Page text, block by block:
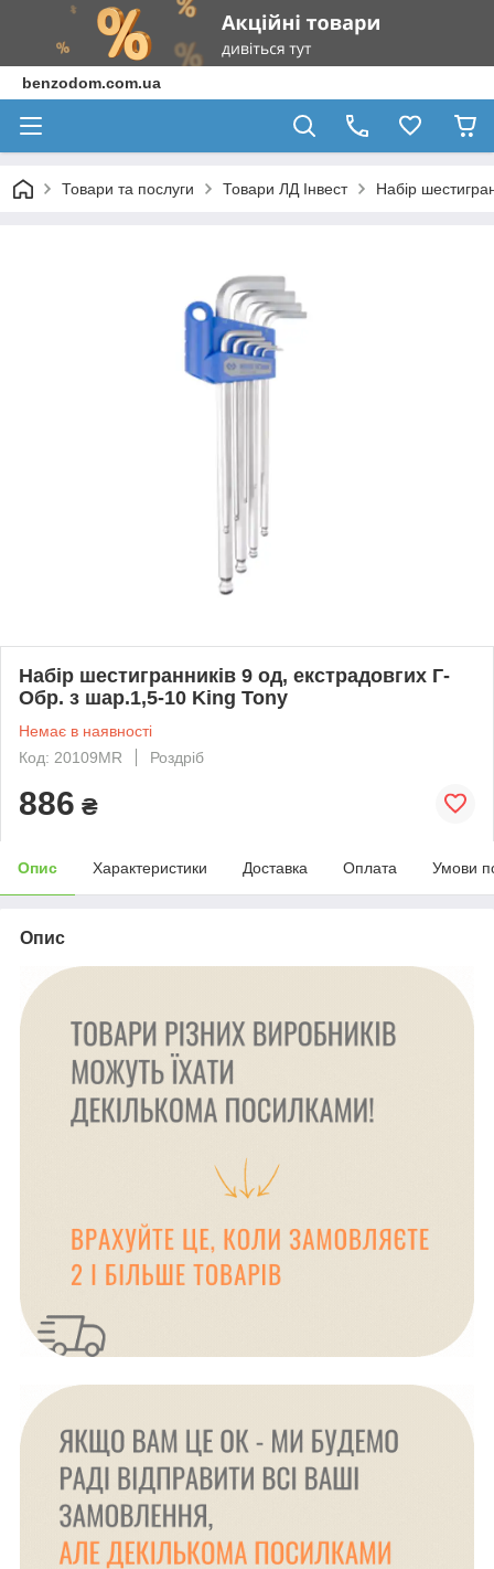
benzodom.com.ua
Товари та послуги Товари ЛД Інвест Набір
Набір шестигранників 9 од, екстрадовгих Г-
Обр. з шар.1,5-10 King Tony
Немає в наявності
Код: 20109MR
Роздріб
886 ₴
Опис Характеристики Доставка Оплата Умови
Опис